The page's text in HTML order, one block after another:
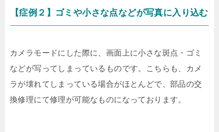
【症例２】ゴミや小さな点などが写真に入り込む
カメラモードにした際に、画面上に小さな斑点・ゴミ
などが写ってしまっているものです。こちらも、カメ
ラが壊れてしまっている場合がほとんどで、部品の交
換修理にて修理が可能なものになっております。